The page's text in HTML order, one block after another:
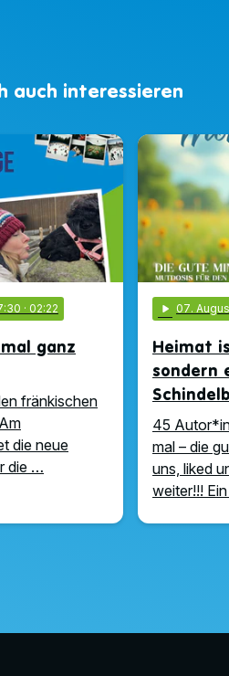
auch interessieren
· 02:22
ganz
fränkischen
die neue
die …
play_arrow 07.
Heimat
sondern
45
mal – die
uns, liked
weiter!!!